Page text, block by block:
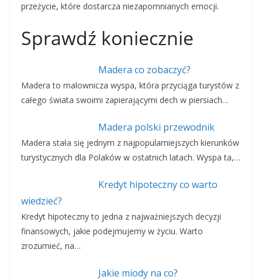
przeżycie, które dostarcza niezapomnianych emocji.
Sprawdź koniecznie
Madera co zobaczyć?
Madera to malownicza wyspa, która przyciąga turystów z
całego świata swoimi zapierającymi dech w piersiach…
Madera polski przewodnik
Madera stała się jednym z najpopularniejszych kierunków
turystycznych dla Polaków w ostatnich latach. Wyspa ta,…
Kredyt hipoteczny co warto
wiedzieć?
Kredyt hipoteczny to jedna z najważniejszych decyzji
finansowych, jakie podejmujemy w życiu. Warto
zrozumieć, na…
Jakie miody na co?